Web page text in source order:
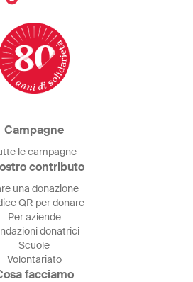
Campagne
le campagne
contributo
una donazione
QR per donare
Per aziende
donatrici
Scuole
Volontariato
facciamo